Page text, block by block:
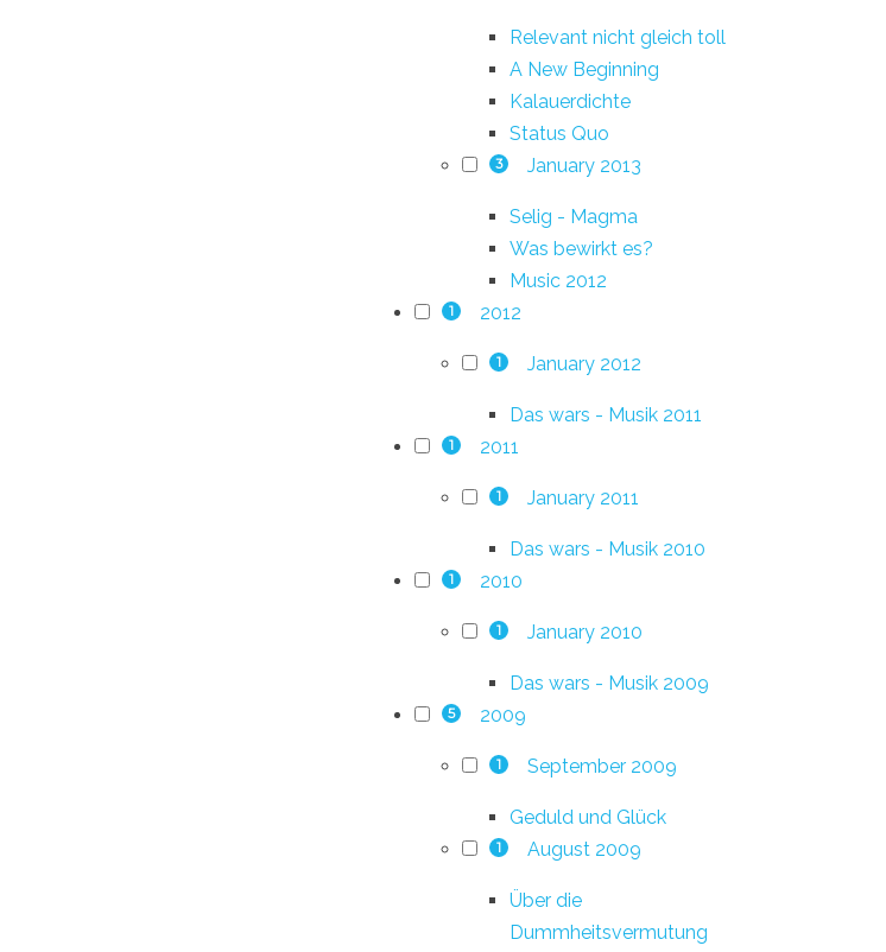
Relevant nicht gleich toll
A New Beginning
Kalauerdichte
Status Quo
3 January 2013
Selig - Magma
Was bewirkt es?
Music 2012
1 2012
1 January 2012
Das wars - Musik 2011
1 2011
1 January 2011
Das wars - Musik 2010
1 2010
1 January 2010
Das wars - Musik 2009
5 2009
1 September 2009
Geduld und Glück
1 August 2009
Über die
Dummheitsvermutung